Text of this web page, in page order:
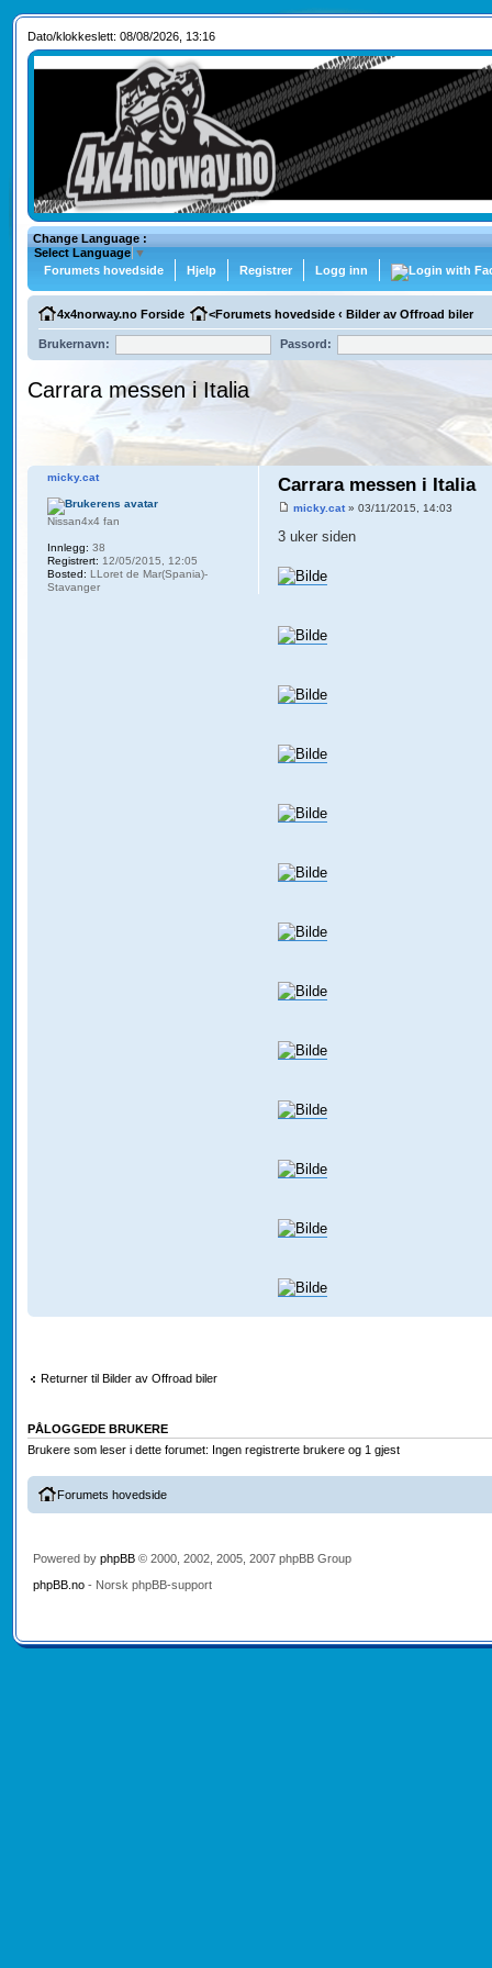
Dato/klokkeslett: 08/08/2026, 13:16
Change Language :
Select Language ▼
Forumets hovedside
Hjelp Registrer Logg inn
4x4norway.no Forside <Forumets hovedside ‹ Bilder av Offroad biler
Brukernavn: Passord:
Carrara messen i Italia
Carrara messen i Italia
micky.cat» 03/11/2015, 14:03
3 uker siden
micky.cat
Nissan4x4 fan
Innlegg: 38
Registrert: 12/05/2015, 12:05
Bosted: LLoret de Mar(Spania)-
Stavanger
Returner til Bilder av Offroad biler
PÅLOGGEDE BRUKERE
Brukere som leser i dette forumet: Ingen registrerte brukere og 1 gjest
Forumets hovedside
Powered by phpBB© 2000, 2002, 2005, 2007 phpBB Group
phpBB.no- Norsk phpBB-support